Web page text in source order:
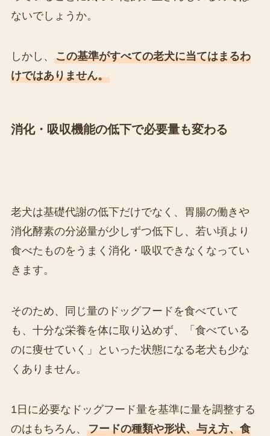
ないでしょうか。
しかし、 この基準がすべての老犬に当てはまるわ
けではありません。
消化・吸収機能の低下で必要量も変わる
老犬は基礎代謝の低下だけでなく、胃腸の働きや
消化酵素の分泌量が少しずつ低下し、若い頃より
食べたものをうまく消化・吸収できなくなってい
きます。
そのため、同じ量のドッグフードを食べていて
も、十分な栄養を体に取り込めず、「食べている
のに痩せていく」といった状態になる老犬も少な
くありません。
1日に必要なドッグフード量を基準に量を調整する
のはもちろん、 フードの種類や形状、与え方、食